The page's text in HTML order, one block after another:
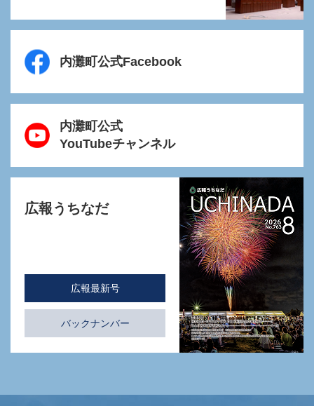
内灘町公式Facebook
内灘町公式
YouTubeチャンネル
広報うちなだ
広報最新号
バックナンバー